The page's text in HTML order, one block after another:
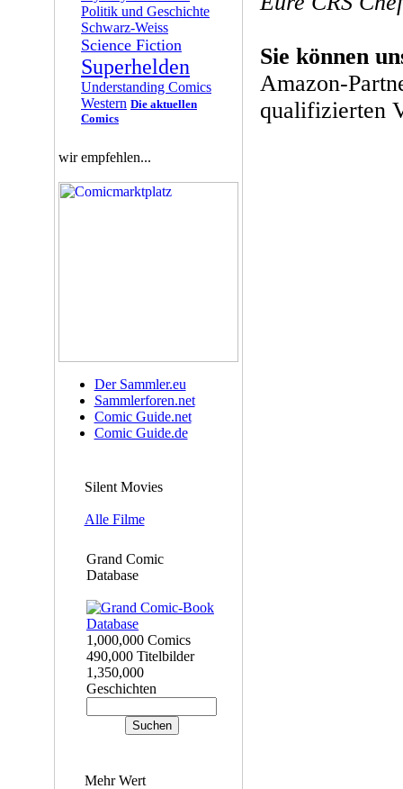
Politik und Geschichte
Schwarz-Weiss
Science Fiction
Superhelden
Understanding Comics
Western Die aktuellen
Comics
wir empfehlen...
Der Sammler.eu
Sammlerforen.net
Comic Guide.net
Comic Guide.de
Silent Movies
Alle Filme
Grand Comic
Database
1,000,000 Comics
490,000 Titelbilder
1,350,000
Geschichten
Mehr Wert
Sie können
Amazon-
qualifizierten